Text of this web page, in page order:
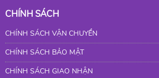
CHÍNH SÁCH
CHÍNH SÁCH VẬN CHUYỂN
CHÍNH SÁCH BẢO MẬT
CHÍNH SÁCH GIAO NHẬN